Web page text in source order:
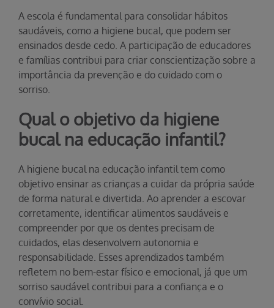
A escola é fundamental para consolidar hábitos
saudáveis, como a higiene bucal, que podem ser
ensinados desde cedo. A participação de educadores
e famílias contribui para criar conscientização sobre a
importância da prevenção e do cuidado com o
sorriso.
Qual o objetivo da higiene
bucal na educação infantil?
A higiene bucal na educação infantil tem como
objetivo ensinar as crianças a cuidar da própria saúde
de forma natural e divertida. Ao aprender a escovar
corretamente, identificar alimentos saudáveis e
compreender por que os dentes precisam de
cuidados, elas desenvolvem autonomia e
responsabilidade. Esses aprendizados também
refletem no bem-estar físico e emocional, já que um
sorriso saudável contribui para a confiança e o
convívio social.